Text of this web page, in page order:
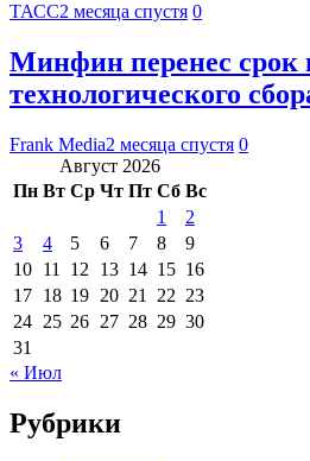
ТАСС2 месяца спустя 0
Минфин перенес срок
технологического
Frank Media2 месяца спустя 0
Август 2026
Пн Вт Ср Чт Пт Сб Вс
1
2
3
4 5 6 7 8
9
10 11 12 13 14 15 16
17 18 19 20 21 22 23
24 25 26 27 28 29 30
31
« Июл
Рубрики